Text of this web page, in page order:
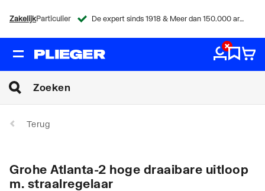
ZakelijkParticulier De expert sinds 1918 & Meer dan 150.000 artikelen
Terug
Grohe Atlanta-2 hoge draaibare uitloop
m. straalregelaar